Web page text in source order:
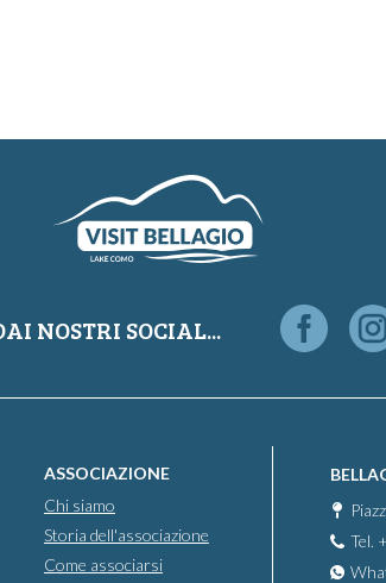
NOSTRI SOCIAL...
ASSOCIAZIONE
Chi siamo
Storia dell'associazione
Come associarsi
Tel.